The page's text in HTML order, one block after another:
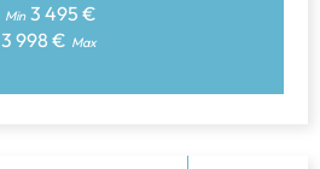
Min 3 495 €
3 998 € Max